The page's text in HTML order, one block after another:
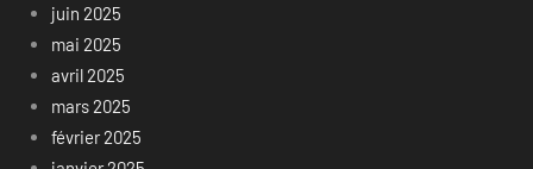
juin 2025
mai 2025
avril 2025
mars 2025
février 2025